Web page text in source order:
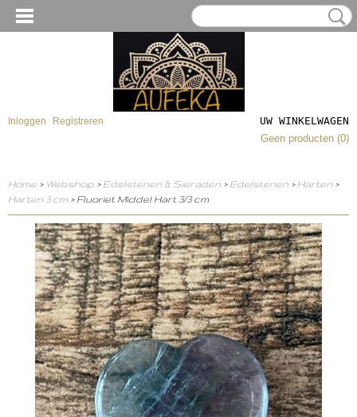
Inloggen Registreren
UW WINKELWAGEN
Geen producten (0)
Home > Webshop > Edelstenen & Sieraden > Edelstenen > Harten >
Harten 3 cm > Fluoriet Middel Hart 3/3 cm